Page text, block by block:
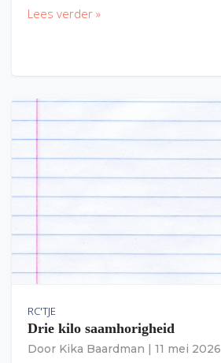
Lees verder »
RC'TJE
Drie kilo saamhorigheid
Door Kika Baardman 11 mei 2026